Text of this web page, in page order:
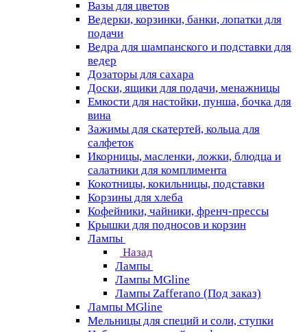
Вазы для цветов
Ведерки, корзинки, банки, лопатки для
подачи
Ведра для шампанского и подставки для
ведер
Дозаторы для сахара
Доски, ящики для подачи, менажницы
Емкости для настойки, пунша, бочка для
вина
Зажимы для скатертей, кольца для
салфеток
Икорницы, масленки, ложки, блюдца и
салатники для комплимента
Кокотницы, кокильницы, подставки
Корзины для хлеба
Кофейники, чайники, френч-прессы
Крышки для подносов и корзин
Лампы
Назад
Лампы
Лампы MGline
Лампы Zafferano (Под заказ)
Лампы MGline
Мельницы для специй и соли, ступки